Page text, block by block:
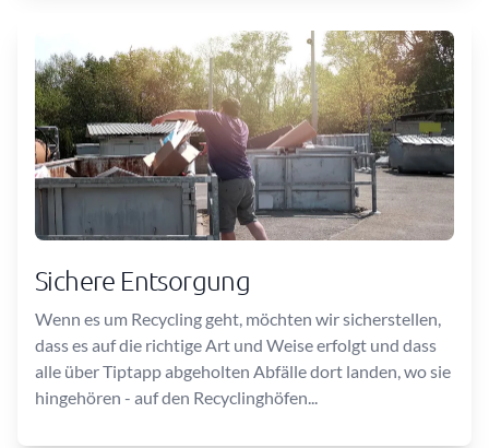
Sichere Entsorgung
Wenn es um Recycling geht, möchten wir sicherstellen,
dass es auf die richtige Art und Weise erfolgt und dass
alle über Tiptapp abgeholten Abfälle dort landen, wo sie
hingehören - auf den Recyclinghöfen...